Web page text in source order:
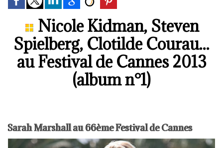
Nicole Kidman, Steven
Spielberg, Clotilde Courau...
au Festival de Cannes 2013
(album n°1)
Sarah Marshall au 66ème Festival de Cannes